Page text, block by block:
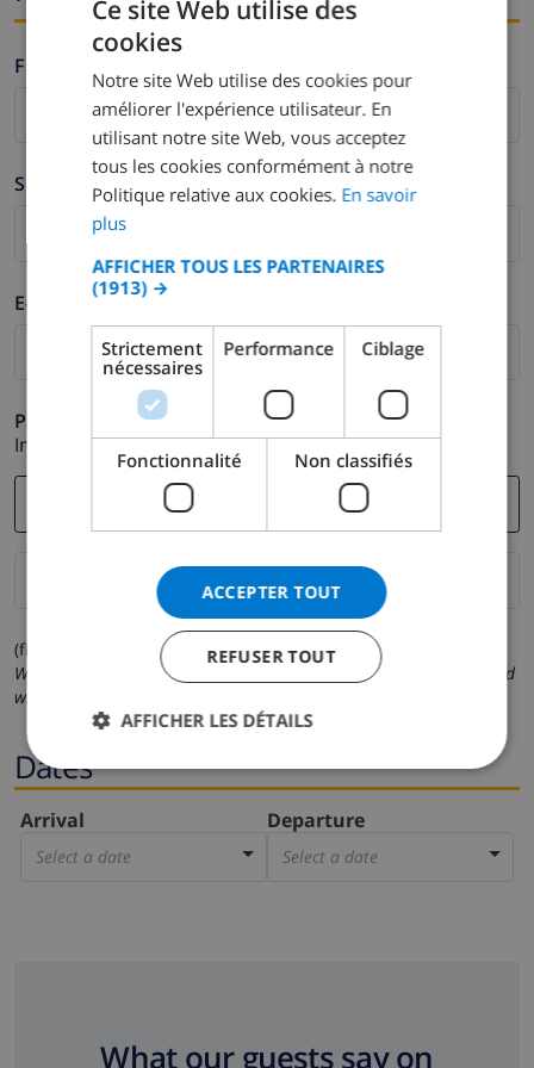
Firstname *
Surname *
E-mail *
Phone *
In case your email address does not function correctly.
(fields marked with * are mandatory )
We respect your privacy. Your personal details will never be shared
with others.
Dates
Arrival
Select a date
Departure
Select a date
What our guests say on
DUTCH
SPANISH
GERMAN
DANISH
Ce site Web utilise des
cookies
Notre site Web utilise des cookies pour
améliorer l'expérience utilisateur. En
utilisant notre site Web, vous acceptez
tous les cookies conformément à notre
Politique relative aux cookies. En savoir
plus
AFFICHER TOUS LES PARTENAIRES
(1913) →
Strictement
nécessaires
Performance Ciblage
Fonctionnalité Non classifiés
ACCEPTER TOUT
REFUSER TOUT
AFFICHER LES DÉTAILS